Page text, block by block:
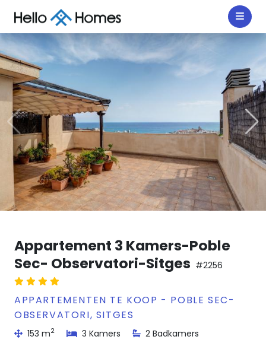
Appartement 3 Kamers-Poble
Sec- Observatori-Sitges #2256
APPARTEMENTEN TE KOOP - POBLE SEC-
OBSERVATORI, SITGES
153 m2 3 Kamers 2 Badkamers